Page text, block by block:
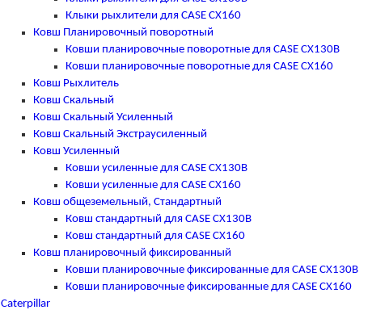
Клыки рыхлители для CASE CX160
Ковш Планировочный поворотный
Ковши планировочные поворотные для CASE CX130B
Ковши планировочные поворотные для CASE CX160
Ковш Рыхлитель
Ковш Скальный
Ковш Скальный Усиленный
Ковш Скальный Экстраусиленный
Ковш Усиленный
Ковши усиленные для CASE CX130B
Ковши усиленные для CASE CX160
Ковш общеземельный, Стандартный
Ковш стандартный для CASE CX130B
Ковш стандартный для CASE CX160
Ковш планировочный фиксированный
Ковши планировочные фиксированные для CASE CX130B
Ковши планировочные фиксированные для CASE CX160
Caterpillar